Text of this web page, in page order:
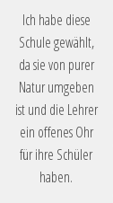
Ich habe diese
Schule gewählt,
da sie von purer
Natur umgeben
ist und die Lehrer
ein offenes Ohr
für ihre Schüler
haben.